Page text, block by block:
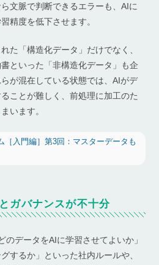
文脈で判断できるエラーも、AIに
精度を低下させます。
た「構造化データ」だけでなく、
といった「非構造化データ」も企
が混在している状態では、AIがデ
ことが難しく、前処理に加工のた
います。
［入門編］第3回：マスターデータも
ガバナンスが不十分
のデータをAIに学習させてよいか」
するか」といった社内ルールや、